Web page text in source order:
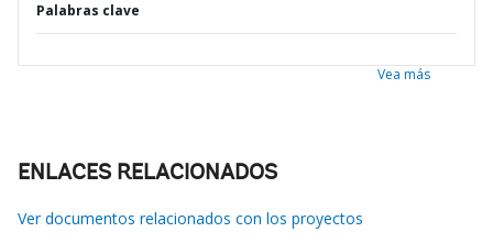
Palabras clave
Vea más
ENLACES RELACIONADOS
Ver documentos relacionados con los proyectos